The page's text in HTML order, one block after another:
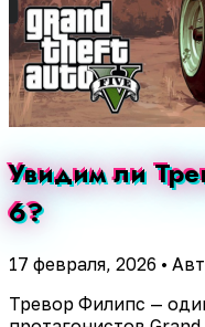
Увидим ли
6?
17 февраля, 2026 •
Тревор Филипс —